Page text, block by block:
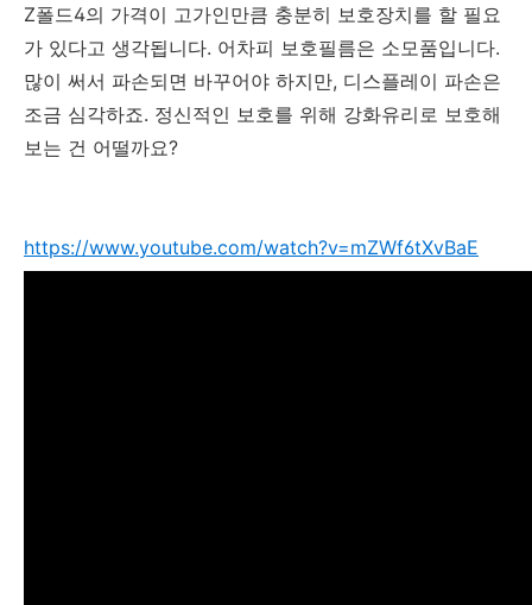
Z폴드4의 가격이 고가인만큼 충분히 보호장치를 할 필요
가 있다고 생각됩니다. 어차피 보호필름은 소모품입니다.
많이 써서 파손되면 바꾸어야 하지만, 디스플레이 파손은
조금 심각하죠. 정신적인 보호를 위해 강화유리로 보호해
보는 건 어떨까요?
https://www.youtube.com/watch?v=mZWf6tXvBaE